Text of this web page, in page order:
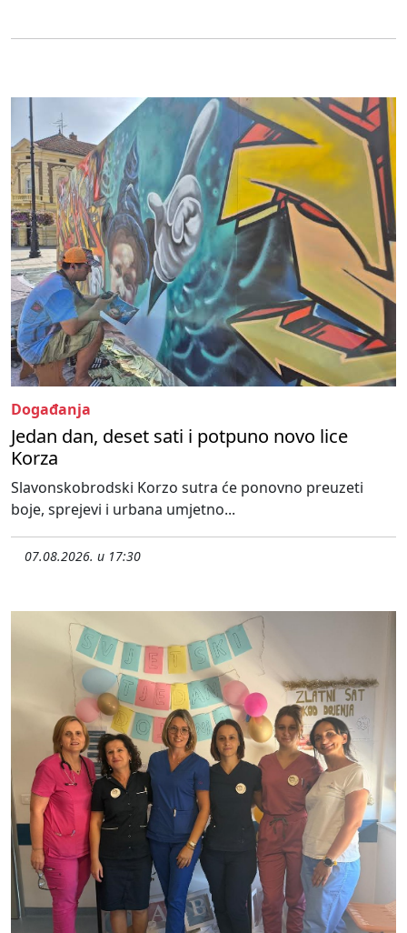
Događanja
Jedan dan, deset sati i potpuno novo lice
Korza
Slavonskobrodski Korzo sutra će ponovno preuzeti
boje, sprejevi i urbana umjetno...
07.08.2026. u 17:30